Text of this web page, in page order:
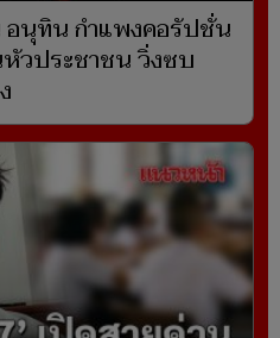
นุทิน กำแพงคอรัปชั่น
วประชาชน วิ่งซบ